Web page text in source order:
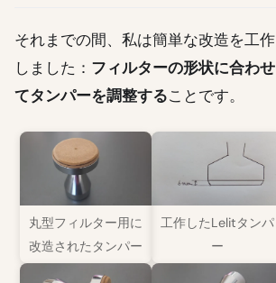
それまでの間、私は簡単な改造を工作
しました： フィルターの形状に合わせ
てタンパーを調整することです。
丸型フィルター用に
改造されたタンパー
工作したLelitタンパ
ー